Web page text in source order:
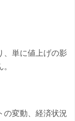
、単に値上げの影
の変動、経済状況